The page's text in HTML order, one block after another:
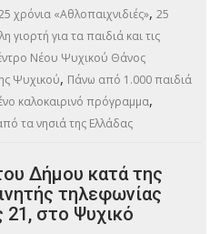
χρόνια «Αθλοπαιχνιδιές»,25
γιορτή για τα παιδιά και τις
Νέου Ψυχικού Θάνος
Ψυχικού, Πάνω από 1.000 παιδιά
καλοκαιρινό πρόγραμμα,
τα νησιά της Ελλάδας
Δήμου κατά της
τηλεφωνίας
21, στο Ψυχικό